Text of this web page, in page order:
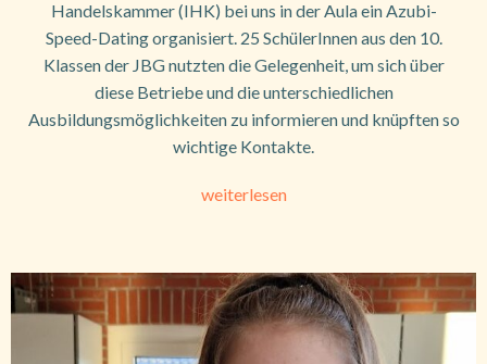
Handelskammer (IHK) bei uns in der Aula ein Azubi-
Speed-Dating organisiert. 25 SchülerInnen aus den 10.
Klassen der JBG nutzten die Gelegenheit, um sich über
diese Betriebe und die unterschiedlichen
Ausbildungsmöglichkeiten zu informieren und knüpften so
wichtige Kontakte.
weiterlesen